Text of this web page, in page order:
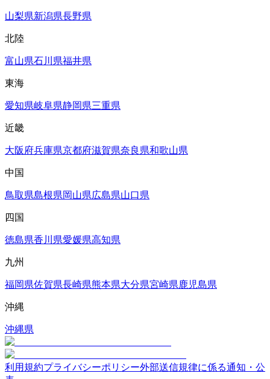
山梨県新潟県長野県
北陸
富山県石川県福井県
東海
愛知県岐阜県静岡県三重県
近畿
大阪府兵庫県京都府滋賀県奈良県和歌山県
中国
鳥取県島根県岡山県広島県山口県
四国
徳島県香川県愛媛県高知県
九州
福岡県佐賀県長崎県熊本県大分県宮崎県鹿児島県
沖縄
沖縄県
利用規約プライバシーポリシー外部送信規律に係る通知・公